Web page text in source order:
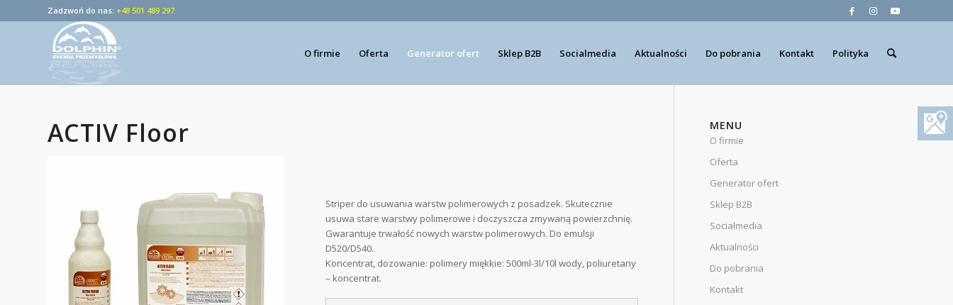
Zadzwoń do nas: +48 501 489 297
O firmie Oferta Generator ofert Sklep B2B Socialmedia Aktualności Do pobrania Kontakt Polityka
ACTIV Floor
Striper do usuwania warstw polimerowych z posadzek. Skutecznie
usuwa stare warstwy polimerowe i doczyszcza zmywaną powierzchnię.
Gwarantuje trwałość nowych warstw polimerowych. Do emulsji
D520/D540.
Koncentrat, dozowanie: polimery miękkie: 500ml-3l/10l wody, poliuretany
– koncentrat.
MENU
O firmie
Oferta
Generator ofert
Sklep B2B
Socialmedia
Aktualności
Do pobrania
Kontakt